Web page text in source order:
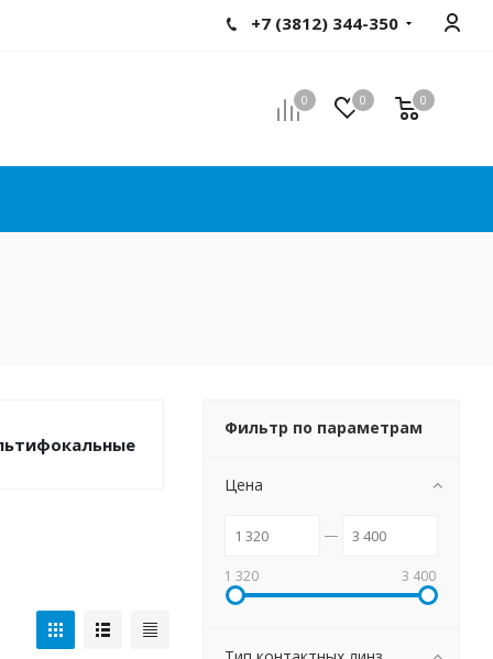
+7 (3812) 344-350
0 0 0
Фильтр по параметрам
Цена
1 320 3 400